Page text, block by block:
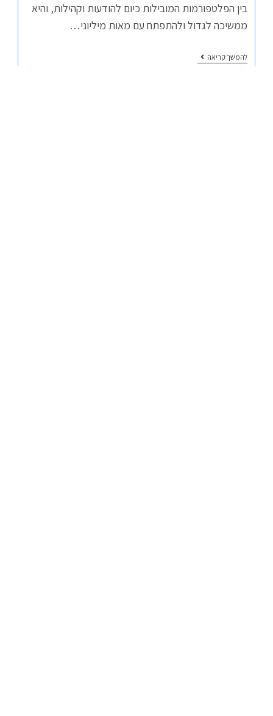
בין הפלטפורמות המובילות כיום להודעות וקהילות, והיא
ממשיכה לגדול ולהתפתח עם מאות מיליוני…
להמשך קריאה